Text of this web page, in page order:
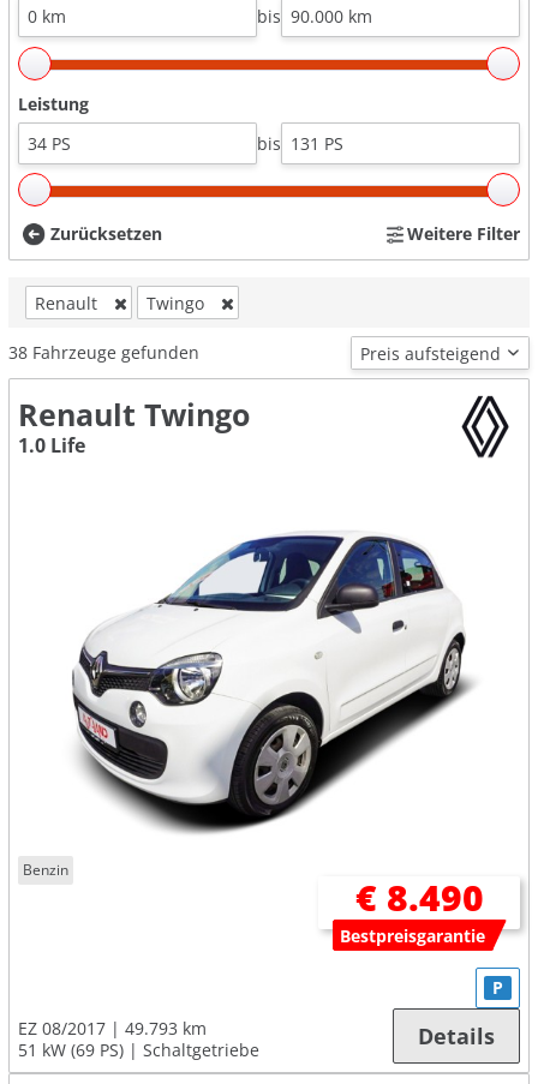
bis
Leistung
bis
Zurücksetzen Weitere Filter
Renault Twingo
38 Fahrzeuge gefunden
Renault Twingo
1.0 Life
Benzin
€ 8.490
Bestpreisgarantie
EZ 08/2017
49.793 km
51 kW (69 PS)
Schaltgetriebe
P
Details